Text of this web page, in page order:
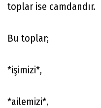
toplar ise camdandır.
Bu toplar;
*işimizi*,
*ailemizi*,